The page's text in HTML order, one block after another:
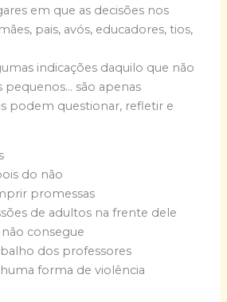
em que as decisões nos
pais, avós, educadores, tios,
indicações daquilo que não
pequenos… são apenas
podem questionar, refletir e
do não
promessas
de adultos na frente dele
consegue
dos professores
forma de violência